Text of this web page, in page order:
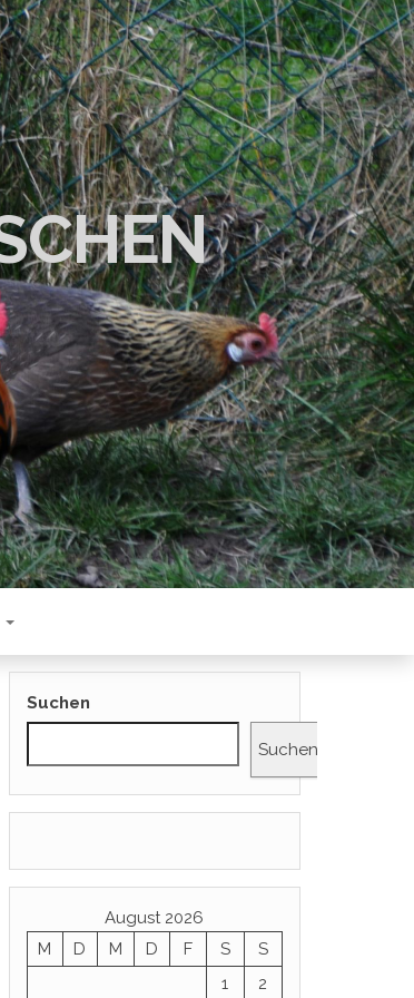
Suchen
Suchen
August 2026
M
D M D F S
S
1
2